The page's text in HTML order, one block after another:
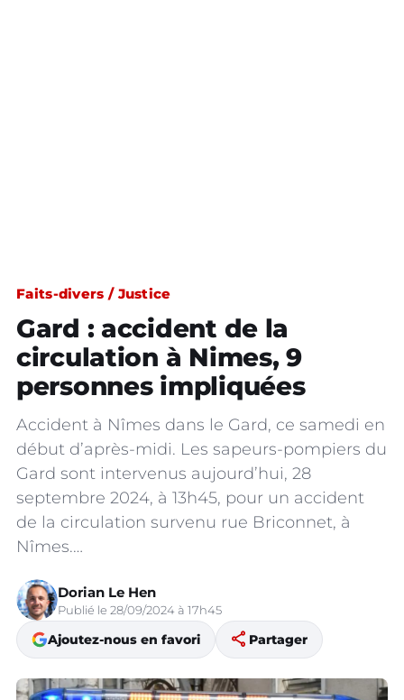
Faits-divers / Justice
Gard : accident de la
circulation à Nimes, 9
personnes impliquées
Accident à Nîmes dans le Gard, ce samedi en
début d’après-midi. Les sapeurs-pompiers du
Gard sont intervenus aujourd’hui, 28
septembre 2024, à 13h45, pour un accident
de la circulation survenu rue Briconnet, à
Nîmes.…
Dorian Le Hen
Publié le 28/09/2024 à 17h45
Ajoutez-nous en favori share Partager